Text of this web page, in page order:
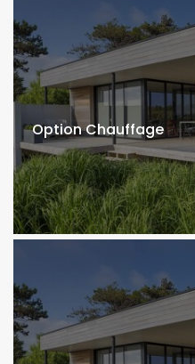
Option Chauffage